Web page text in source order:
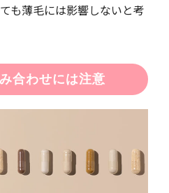
も薄毛には影響しないと考
合わせには注意